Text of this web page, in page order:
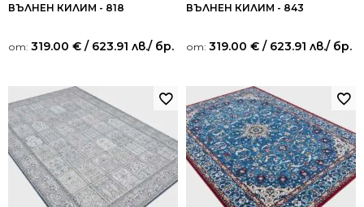
ВЪЛНЕН КИЛИМ - 818
от: 319.00 € / 623.91 лв./ бр.
ВЪЛНЕН КИЛИМ - 843
от: 319.00 € / 623.91 лв./ бр.